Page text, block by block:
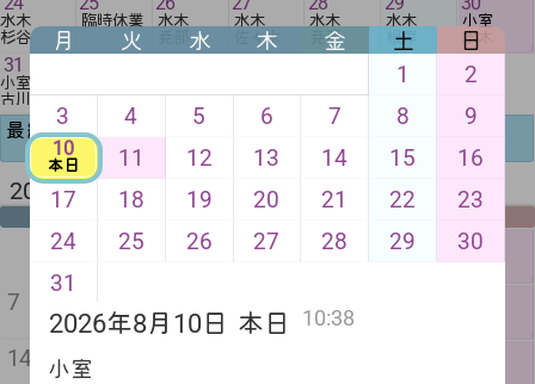
4 5 6
7
14 15
2026年 9月 来月
水木
杉谷
臨時休業
水木
尭部
水木
佐々木
水木
尭部
水木
根岸
小室
水木
31
小室
古川
最終更新8月3日
月 火 水 木 金 土
日
1
2
3
4 5 6 7 8 9
10
本日 11 12 13 14 15
16
17
18 19 20 21 22
23
24
25 26 27 28 29
30
31
2026年8月10日 本日 10:38
小室